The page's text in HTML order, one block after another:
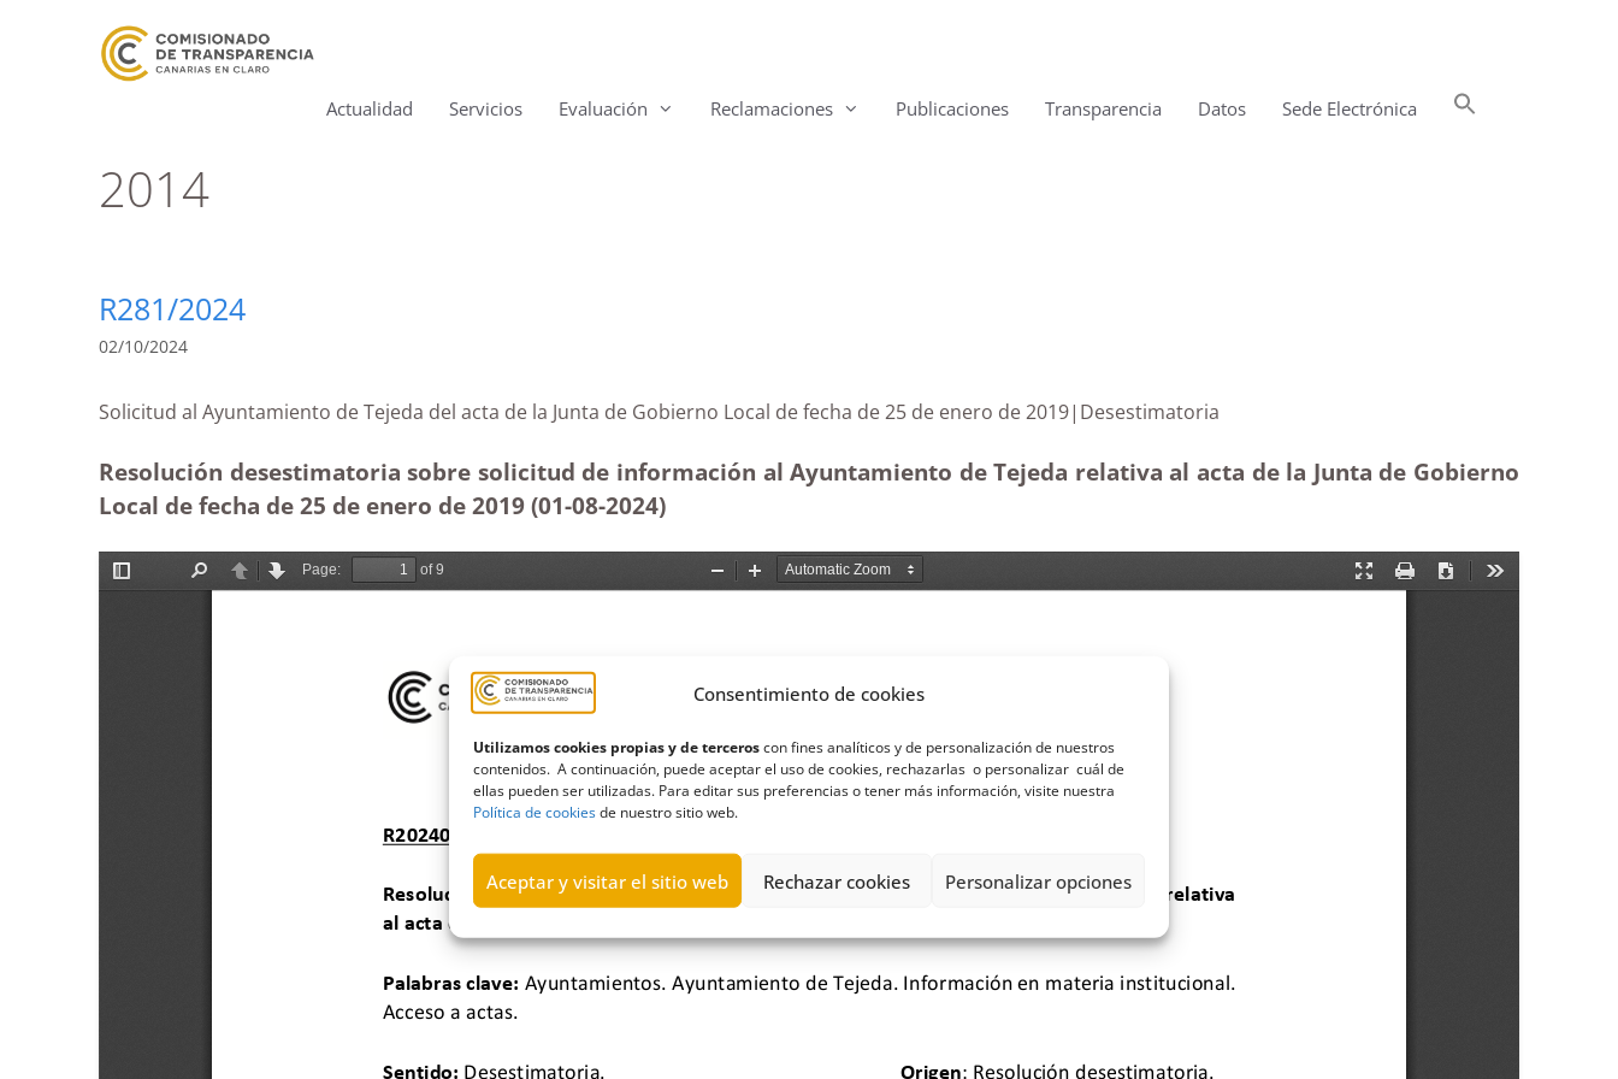
Consentimiento de cookies
Utilizamos cookies propias y de terceroscon fines analíticos y de personalización de nuestros
contenidos. A continuación, puede aceptar el uso de cookies, rechazarlas o personalizar cuál de
ellas pueden ser utilizadas. Para editar sus preferencias o tener más información, visite nuestra
Política de cookiesde nuestro sitio web.
Aceptar y visitar el sitio web Rechazar cookies Personalizar opciones
Actualidad Servicios Evaluación Reclamaciones Publicaciones Transparencia Datos Sede Electrónica
2014
R281/2024
02/10/2024
Solicitud al Ayuntamiento de Tejeda del acta de la Junta de Gobierno Local de fecha de 25 de enero de 2019|Desestimatoria
Resolución desestimatoria sobre solicitud de información al Ayuntamiento de Tejeda relativa al acta de la Junta de Gobierno
Local de fecha de 25 de enero de 2019 (01-08-2024)